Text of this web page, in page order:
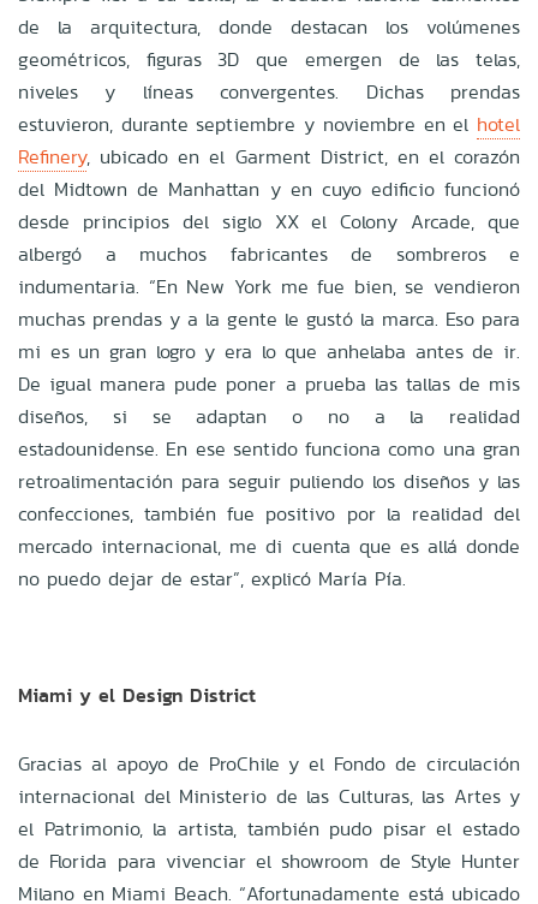
de la arquitectura, donde destacan los volúmenes
geométricos, figuras 3D que emergen de las telas,
niveles y líneas convergentes. Dichas prendas
estuvieron, durante septiembre y noviembre en el hotel
Refinery, ubicado en el Garment District, en el corazón
del Midtown de Manhattan y en cuyo edificio funcionó
desde principios del siglo XX el Colony Arcade, que
albergó a muchos fabricantes de sombreros e
indumentaria. “En New York me fue bien, se vendieron
muchas prendas y a la gente le gustó la marca. Eso para
mi es un gran logro y era lo que anhelaba antes de ir.
De igual manera pude poner a prueba las tallas de mis
diseños, si se adaptan o no a la realidad
estadounidense. En ese sentido funciona como una gran
retroalimentación para seguir puliendo los diseños y las
confecciones, también fue positivo por la realidad del
mercado internacional, me di cuenta que es allá donde
no puedo dejar de estar”, explicó María Pía.
Miami y el Design District
Gracias al apoyo de ProChile y el Fondo de circulación
internacional del Ministerio de las Culturas, las Artes y
el Patrimonio, la artista, también pudo pisar el estado
de Florida para vivenciar el showroom de Style Hunter
Milano en Miami Beach. “Afortunadamente está ubicado